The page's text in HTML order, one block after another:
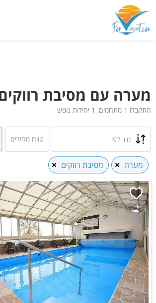
מערה עם מסיבת
התקבלו 1 מתחמים, 1 יחידות נופש
מיון לפי טווח מחירים
מערה מסיבת רווקים